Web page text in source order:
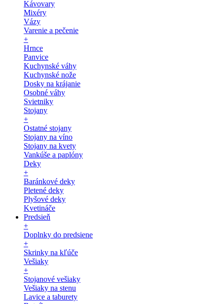
Kávovary
Mixéry
Vázy
Varenie a pečenie
+
Hrnce
Panvice
Kuchynské váhy
Kuchynské nože
Dosky na krájanie
Osobné váhy
Svietniky
Stojany
+
Ostatné stojany
Stojany na víno
Stojany na kvety
Vankúše a paplóny
Deky
+
Baránkové deky
Pletené deky
Plyšové deky
Kvetináče
Predsieň
+
Doplnky do predsiene
+
Skrinky na kľúče
Vešiaky
+
Stojanové vešiaky
Vešiaky na stenu
Lavice a taburety